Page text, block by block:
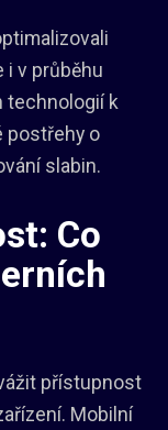
i v průběhu
technologií k
postřehy o
slabin.
Co
přístupnost
Mobilní